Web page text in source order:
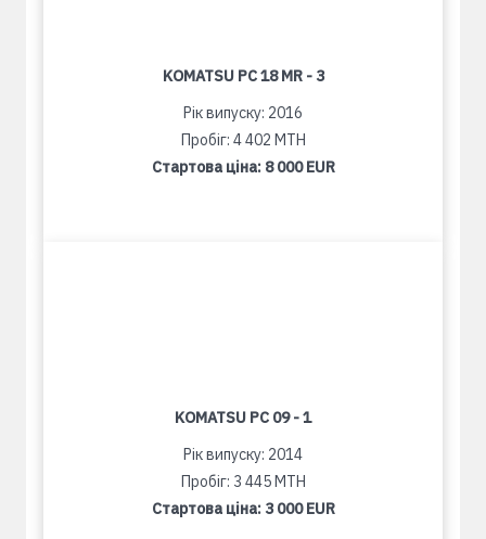
KOMATSU PC 18 MR - 3
Рік випуску: 2016
Пробіг: 4 402 MTH
Стартова ціна: 8 000 EUR
KOMATSU PC 09 - 1
Рік випуску: 2014
Пробіг: 3 445 MTH
Стартова ціна: 3 000 EUR